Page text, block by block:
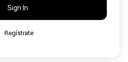
Sign In
Regístrate